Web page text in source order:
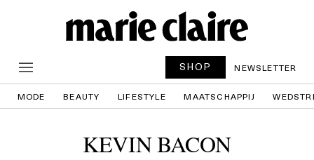
SHOP NEWSLETTER
MODE BEAUTY LIFESTYLE MAATSCHAPPIJ
KEVIN BACON